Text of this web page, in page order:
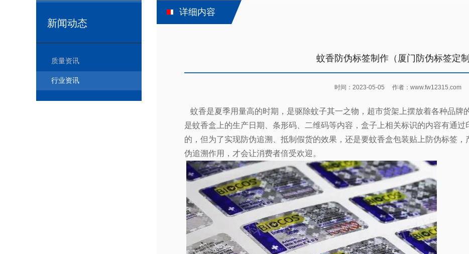
新闻动态
质量资讯
行业资讯
详细内容
蚊香防伪标签制作（厦门防伪标签定制
时间：2023-05-05 作者：www.fw12315.com
蚊香是夏季用量高的时期，是驱除蚊子其一之物，超市货架上摆放着各种品牌
是蚊香盒上的生产日期、条形码、二维码等内容，盒子上相关标识的内容有通
的，但为了实现防伪追溯、抵制假货的效果，还是要蚊香盒包装贴上防伪标签
伪追溯作用，才会让消费者倍受欢迎。